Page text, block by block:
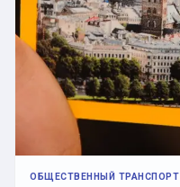
ОБЩЕСТВЕННЫЙ ТРАНСПОРТ